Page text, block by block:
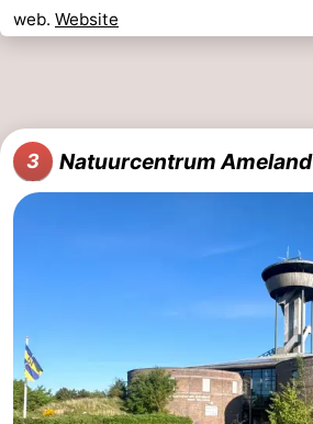
Boot
Waddenhoppen
Nieuws
Medische
Leeuwarden
Waddeneilanden
web. Website
3 Natuurcentrum Ameland